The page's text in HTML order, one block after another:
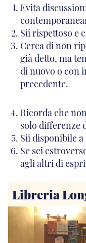
Evita
Sii rispettoso e
Cerca di non
già detto, ma
di nuovo o con
precedente.
Ricorda che
solo differenze
Sii disponibile
Se sei
agli altri di
Libreria